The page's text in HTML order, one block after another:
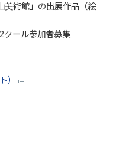
美術館」の出展作品（絵
ール参加者募集
ト）